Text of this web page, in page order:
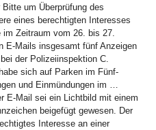
um Überprüfung des
eines berechtigten Interesses
Zeitraum vom 26. bis 27.
E-Mails insgesamt fünf Anzeigen
der Polizeiinspektion C.
sich auf Parken im Fünf-
und Einmündungen im …
E-Mail sei ein Lichtbild mit einem
beigefügt gewesen. Der
Interesse an einer